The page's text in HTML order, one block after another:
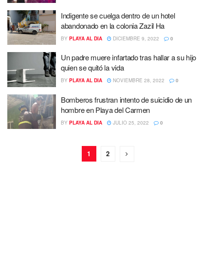
Indigente se cuelga dentro de un hotel
abandonado en la colonia Zazil Ha
BY PLAYA AL DIA DICIEMBRE 9, 2022 0
Un padre muere infartado tras hallar a su hijo
quien se quitó la vida
BY PLAYA AL DIA NOVIEMBRE 28, 2022 0
Bomberos frustran intento de suicidio de un
hombre en Playa del Carmen
BY PLAYA AL DIA JULIO 25, 2022 0
1 2